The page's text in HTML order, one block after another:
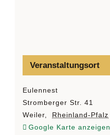
Veranstaltungsort
Eulennest
Stromberger Str. 41
Weiler, Rheinland-Pfalz
Google Karte anzeigen